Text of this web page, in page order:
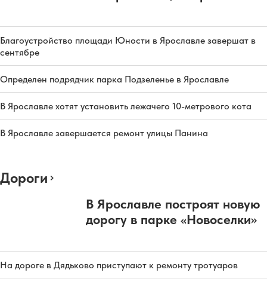
Благоустройство площади Юности в Ярославле завершат в
сентябре
Определен подрядчик парка Подзеленье в Ярославле
В Ярославле хотят установить лежачего 10-метрового кота
В Ярославле завершается ремонт улицы Панина
Дороги
В Ярославле построят новую
дорогу в парке «Новоселки»
На дороге в Дядьково приступают к ремонту тротуаров